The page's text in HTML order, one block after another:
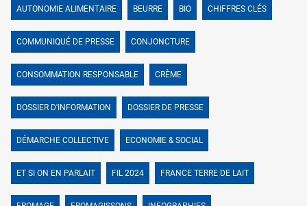
AUTONOMIE ALIMENTAIRE BEURRE BIO CHIFFRES CLÉS
COMMUNIQUÉ DE PRESSE CONJONCTURE
CONSOMMATION RESPONSABLE CRÈME
DOSSIER D'INFORMATION DOSSIER DE PRESSE
DÉMARCHE COLLECTIVE ECONOMIE & SOCIAL
ET SI ON EN PARLAIT FIL 2024 FRANCE TERRE DE LAIT